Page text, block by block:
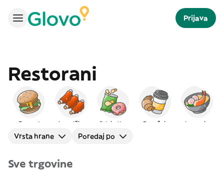
Prijava
Restorani
Burgeri Američka Grickalice Doručak Japanska
Vrsta hrane Poredaj po
Sve trgovine